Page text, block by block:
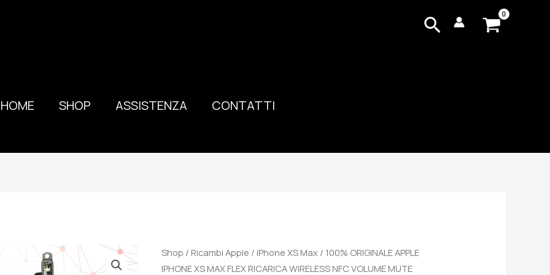
Cerca
HOME SHOP ASSISTENZA CONTATTI
Shop / Ricambi Apple / iPhone XS Max / 100% ORIGINALE APPLE
IPHONE XS MAX FLEX RICARICA WIRELESS NFC VOLUME MUTE
100%
ORIGINALE